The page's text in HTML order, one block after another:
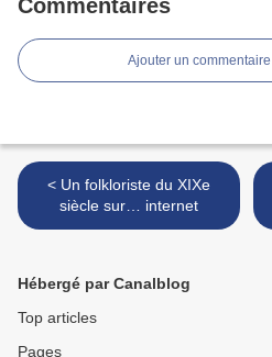
Commentaires
Ajouter un commentaire
< Un folkloriste du XIXe
siècle sur… internet
Hébergé par Canalblog
Top articles
Pages